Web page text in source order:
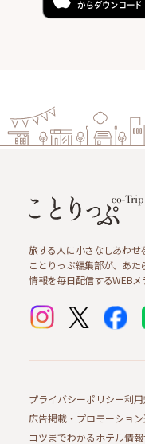
旅する人に小さなしあわせ
ことりっぷ編集部が、あ
情報を毎日配信するWEBメ
プライバシーポリシー利
広告掲載・プロモーション
コツまでわかるホテル情報